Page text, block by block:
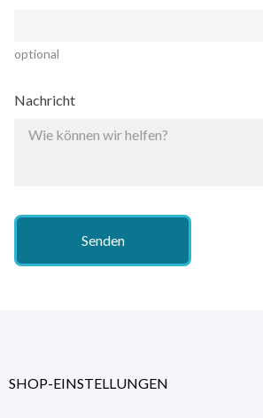
optional
Nachricht
SHOP-EINSTELLUNGEN